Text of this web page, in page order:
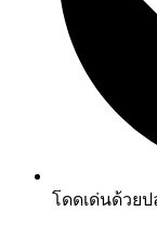
โดดเด่นด้วย